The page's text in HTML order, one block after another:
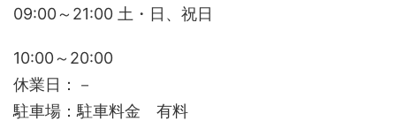
09:00～21:00 土・日、祝日
10:00～20:00
休業日：－
駐車場：駐車料金 有料